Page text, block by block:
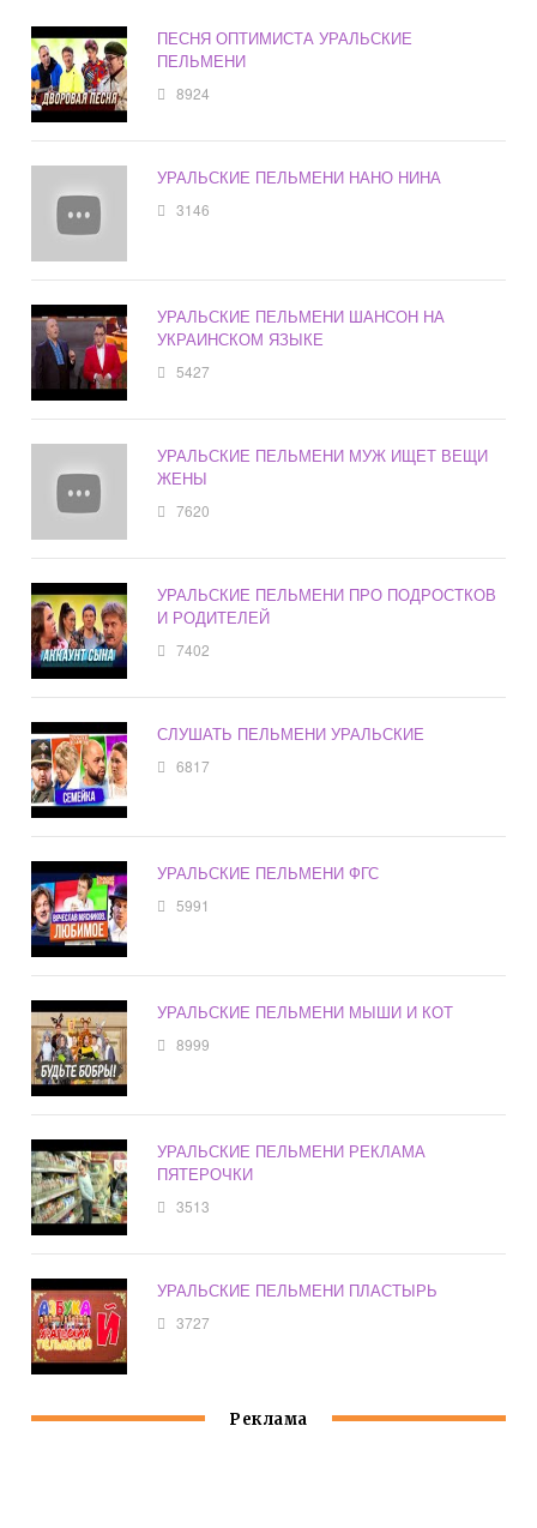
ПЕСНЯ ОПТИМИСТА УРАЛЬСКИЕ
ПЕЛЬМЕНИ
8924
УРАЛЬСКИЕ ПЕЛЬМЕНИ НАНО НИНА
3146
УРАЛЬСКИЕ ПЕЛЬМЕНИ ШАНСОН НА
УКРАИНСКОМ ЯЗЫКЕ
5427
УРАЛЬСКИЕ ПЕЛЬМЕНИ МУЖ ИЩЕТ ВЕЩИ
ЖЕНЫ
7620
УРАЛЬСКИЕ ПЕЛЬМЕНИ ПРО ПОДРОСТКОВ
И РОДИТЕЛЕЙ
7402
СЛУШАТЬ ПЕЛЬМЕНИ УРАЛЬСКИЕ
6817
УРАЛЬСКИЕ ПЕЛЬМЕНИ ФГС
5991
УРАЛЬСКИЕ ПЕЛЬМЕНИ МЫШИ И КОТ
8999
УРАЛЬСКИЕ ПЕЛЬМЕНИ РЕКЛАМА
ПЯТЕРОЧКИ
3513
УРАЛЬСКИЕ ПЕЛЬМЕНИ ПЛАСТЫРЬ
3727
Реклама